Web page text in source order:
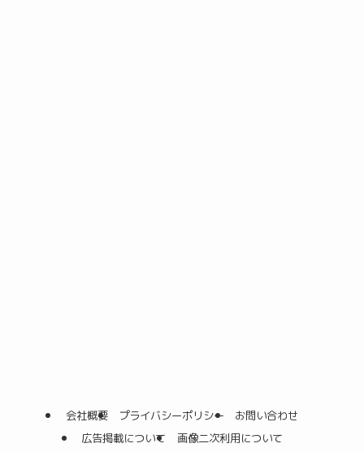
会社概要 プライバシーポリシー
お問い合わせ
広告掲載について
画像二次利用について